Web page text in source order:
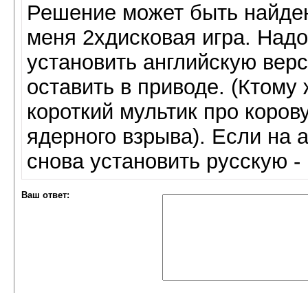
Решение может быть
меня 2хдисковая игра.
установить английскую
оставить в приводе.
короткий мультик про
ядерного взрыва). Если на
снова установить русскую
Ваш ответ: